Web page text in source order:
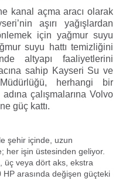
kanal açma aracı olarak
aşırı yağışlardan
için yağmur suyu
suyu hattı temizliğini
altyapı faaliyetlerini
sahip Kayseri Su ve
herhangi bir
çalışmalarına Volvo
güç kattı.
şehir içinde, uzun
her işin üstesinden geliyor.
üç veya dört aks, ekstra
arasında değişen güçteki